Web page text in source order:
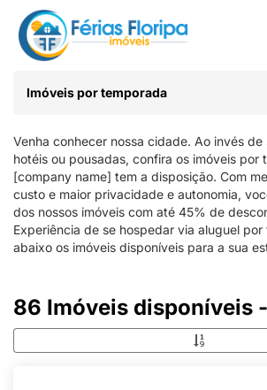
Imóveis por temporada
Venha conhecer nossa cidade. Ao invés de
hotéis ou pousadas, confira os imóveis por
[company name] tem a disposição. Com
custo e maior privacidade e autonomia,
dos nossos imóveis com até 45% de
Experiência de se hospedar via aluguel
abaixo os imóveis disponíveis para a sua
86 Imóveis disponíveis